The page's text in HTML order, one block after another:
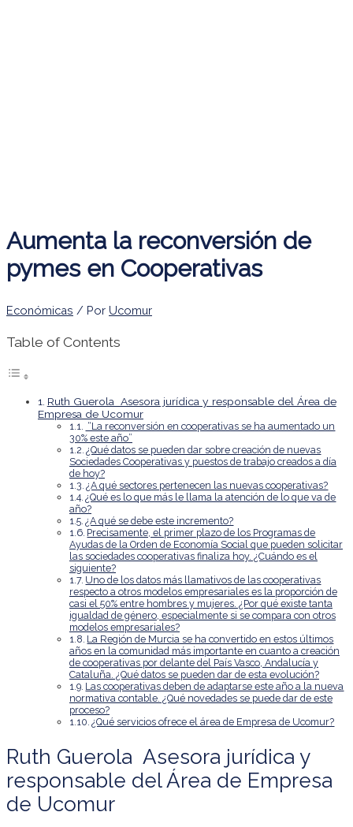
Aumenta la reconversión de
pymes en Cooperativas
Económicas / Por Ucomur
Table of Contents
Ruth Guerola Asesora jurídica y responsable del Área de
Empresa de Ucomur
“La reconversión en cooperativas se ha aumentado un
30% este año”
¿Qué datos se pueden dar sobre creación de nuevas
Sociedades Cooperativas y puestos de trabajo creados a día
de hoy?
¿A qué sectores pertenecen las nuevas cooperativas?
¿Qué es lo que más le llama la atención de lo que va de
año?
¿A qué se debe este incremento?
Precisamente, el primer plazo de los Programas de
Ayudas de la Orden de Economía Social que pueden solicitar
las sociedades cooperativas finaliza hoy. ¿Cuándo es el
siguiente?
Uno de los datos más llamativos de las cooperativas
respecto a otros modelos empresariales es la proporción de
casi el 50% entre hombres y mujeres. ¿Por qué existe tanta
igualdad de género, especialmente si se compara con otros
modelos empresariales?
La Región de Murcia se ha convertido en estos últimos
años en la comunidad más importante en cuanto a creación
de cooperativas por delante del País Vasco, Andalucía y
Cataluña. ¿Qué datos se pueden dar de esta evolución?
Las cooperativas deben de adaptarse este año a la nueva
normativa contable. ¿Qué novedades se puede dar de este
proceso?
¿Qué servicios ofrece el área de Empresa de Ucomur?
Ruth Guerola Asesora jurídica y
responsable del Área de Empresa
de Ucomur